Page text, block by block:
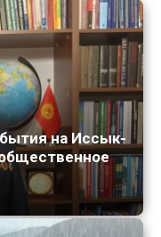
на Иссык-